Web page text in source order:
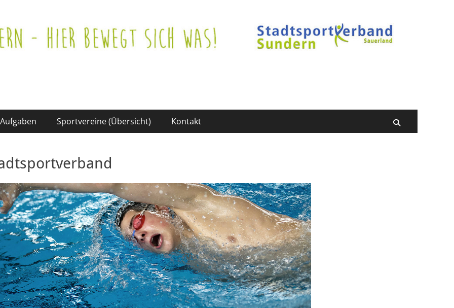
Aufgaben Sportvereine (Übersicht) Kontakt